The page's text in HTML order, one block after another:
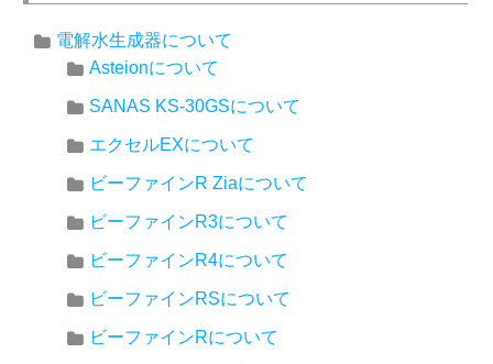
電解水生成器について
Asteionについて
SANAS KS-30GSについて
エクセルEXについて
ビーファインR Ziaについて
ビーファインR3について
ビーファインR4について
ビーファインRSについて
ビーファインRについて